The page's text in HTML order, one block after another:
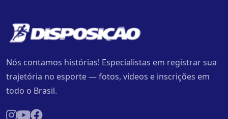
Nós contamos histórias! Especialistas em registrar sua
trajetória no esporte — fotos, vídeos e inscrições em
todo o Brasil.